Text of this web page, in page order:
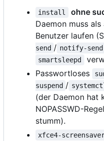
install ohne
Daemon muss
Benutzer laufen
send / notify-send
smartsleepd
Passwortloses
suspend /
(der Daemon hat
NOPASSWD-
stumm).
xfce4-